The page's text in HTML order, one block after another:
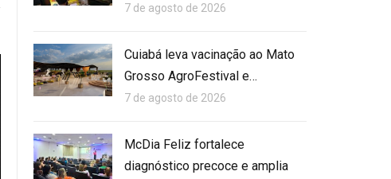
7 de agosto de 2026
Cuiabá leva vacinação ao Mato
Grosso AgroFestival e…
7 de agosto de 2026
McDia Feliz fortalece
diagnóstico precoce e amplia